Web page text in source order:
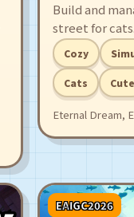
Build and
street for
buildings,
modernity,
cat community
Cozy
Cats Cute
Eternal Dream,
EAIGC2026